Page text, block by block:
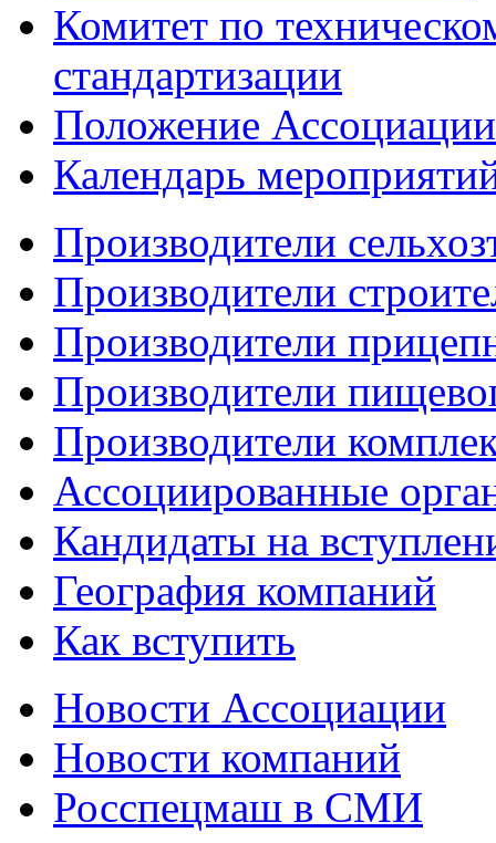
Комитет по
стандартизации
Положение
Календарь
Производители
Производители
Производители
Производители
Производители
Ассоциированные
Кандидаты на
География компаний
Как вступить
Новости Ассоциации
Новости компаний
Росспецмаш в СМИ